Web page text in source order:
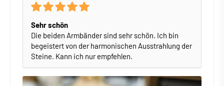
Sehr schön
Die beiden Armbänder sind sehr schön. Ich bin
begeistert von der harmonischen Ausstrahlung der
Steine. Kann ich nur empfehlen.